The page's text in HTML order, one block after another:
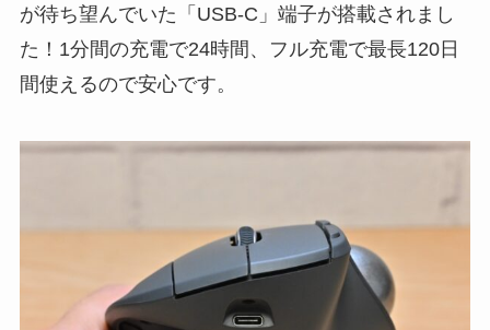
が待ち望んでいた「USB-C」端子が搭載されまし
た！1分間の充電で24時間、フル充電で最長120日
間使えるので安心です。